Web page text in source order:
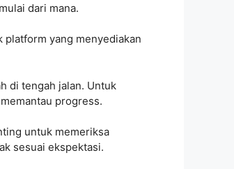
dari mana.
platform yang menyediakan
di tengah jalan. Untuk
progress.
untuk memeriksa
sesuai ekspektasi.